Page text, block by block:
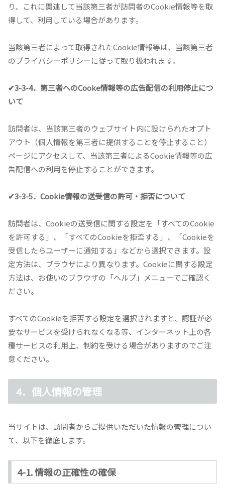
り、これに関連して当該第三者が訪問者のCookie情報等を取
得して、利用している場合があります。
当該第三者によって取得されたCookie情報等は、当該第三者
のプライバシーポリシーに従って取り扱われます。
✔3-3-4．第三者へのCooke情報等の広告配信の利用停止につ
いて
訪問者は、当該第三者のウェブサイト内に設けられたオプト
アウト（個人情報を第三者に提供することを停止すること）
ページにアクセスして、当該第三者によるCookie情報等の広
告配信への利用を停止することができます。
✔3-3-5．Cookie情報の送受信の許可・拒否について
訪問者は、Cookieの送受信に関する設定を「すべてのCookie
を許可する」、「すべてのCookieを拒否する」、「Cookieを
受信したらユーザーに通知する」などから選択できます。設
定方法は、ブラウザにより異なります。Cookieに関する設定
方法は、お使いのブラウザの「ヘルプ」メニューでご確認く
ださい。
すべてのCookieを拒否する設定を選択されますと、認証が必
要なサービスを受けられなくなる等、インターネット上の各
種サービスの利用上、制約を受ける場合がありますのでご注
意ください。
4．個人情報の管理
当サイトは、訪問者からご提供いただいた情報の管理につい
て、以下を徹底します。
4-1. 情報の正確性の確保